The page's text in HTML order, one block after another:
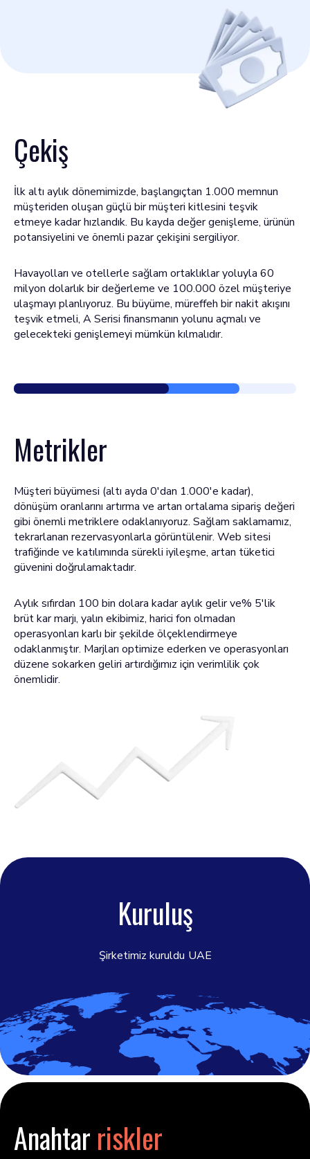
Çekiş
İlk altı aylık dönemimizde, başlangıçtan 1.000 memnun
müşteriden oluşan güçlü bir müşteri kitlesini teşvik
etmeye kadar hızlandık. Bu kayda değer genişleme, ürünün
potansiyelini ve önemli pazar çekişini sergiliyor.
Havayolları ve otellerle sağlam ortaklıklar yoluyla 60
milyon dolarlık bir değerleme ve 100.000 özel müşteriye
ulaşmayı planlıyoruz. Bu büyüme, müreffeh bir nakit akışını
teşvik etmeli, A Serisi finansmanın yolunu açmalı ve
gelecekteki genişlemeyi mümkün kılmalıdır.
Metrikler
Müşteri büyümesi (altı ayda 0'dan 1.000'e kadar),
dönüşüm oranlarını artırma ve artan ortalama sipariş değeri
gibi önemli metriklere odaklanıyoruz. Sağlam saklamamız,
tekrarlanan rezervasyonlarla görüntülenir. Web sitesi
trafiğinde ve katılımında sürekli iyileşme, artan tüketici
güvenini doğrulamaktadır.
Aylık sıfırdan 100 bin dolara kadar aylık gelir ve% 5'lik
brüt kar marjı, yalın ekibimiz, harici fon olmadan
operasyonları karlı bir şekilde ölçeklendirmeye
odaklanmıştır. Marjları optimize ederken ve operasyonları
düzene sokarken geliri artırdığımız için verimlilik çok
önemlidir.
Kuruluş
Şirketimiz kuruldu UAE
Anahtar riskler